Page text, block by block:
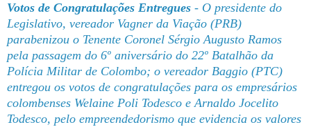
Votos de Congratulações Entregues - O presidente do
Legislativo, vereador Vagner da Viação (PRB)
parabenizou o Tenente Coronel Sérgio Augusto Ramos
pela passagem do 6º aniversário do 22º Batalhão da
Polícia Militar de Colombo; o vereador Baggio (PTC)
entregou os votos de congratulações para os empresários
colombenses Welaine Poli Todesco e Arnaldo Jocelito
Todesco, pelo empreendedorismo que evidencia os valores